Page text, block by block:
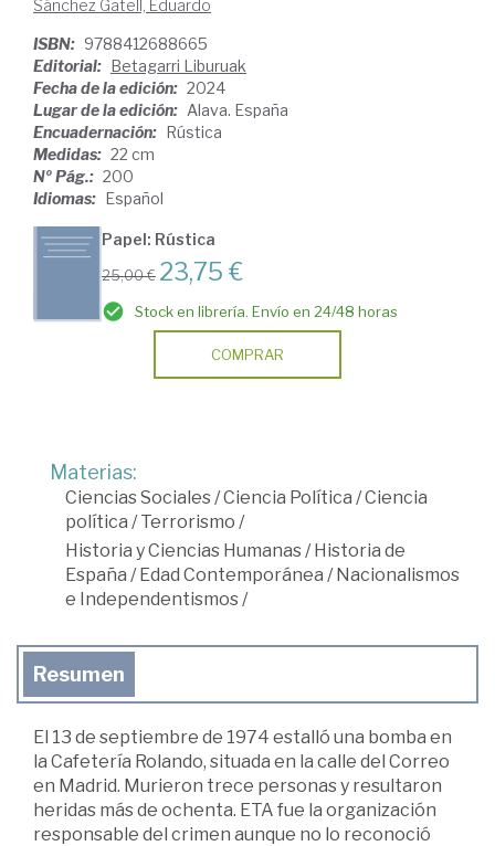
Sánchez Gatell, Eduardo
ISBN: 9788412688665
Editorial: Betagarri Liburuak
Fecha de la edición: 2024
Lugar de la edición: Alava. España
Encuadernación: Rústica
Medidas: 22 cm
Nº Pág.: 200
Idiomas: Español
Papel: Rústica
25,00 € 23,75 €
Stock en librería. Envío en 24/48 horas
COMPRAR
Materias:
Ciencias Sociales /Ciencia Política /Ciencia
política /Terrorismo /
Historia y Ciencias Humanas /Historia de
España /Edad Contemporánea /Nacionalismos
e Independentismos /
Resumen
El 13 de septiembre de 1974 estalló una bomba en
la Cafetería Rolando, situada en la calle del Correo
en Madrid. Murieron trece personas y resultaron
heridas más de ochenta. ETA fue la organización
responsable del crimen aunque no lo reconoció